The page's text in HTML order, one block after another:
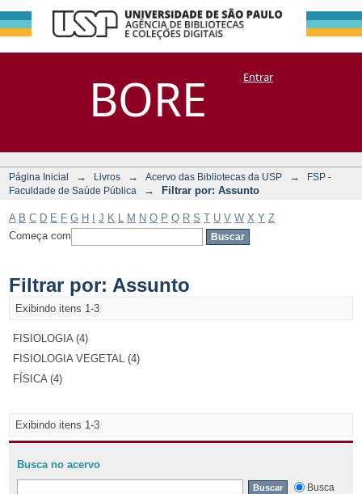
BORE
Filtrar por:
Assunto
DSpace/Manakin + CoriscoEntrar
Página Inicial → Livros → Acervo das Bibliotecas da USP →
FSP -
Faculdade de Saúde Pública
→ Filtrar por: Assunto
A B C D E F G H J K M N O P Q R S T U V W X Y Z
Começa com
Filtrar por: Assunto
Exibindo itens 1-3
FISIOLOGIA (4)
FISIOLOGIA VEGETAL (4)
FÍSICA (4)
Exibindo itens 1-3
Busca no acervo
Busca